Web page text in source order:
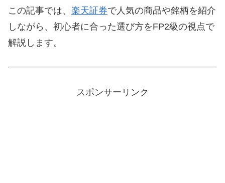
この記事では、 楽天証券で人気の商品や銘柄を紹介
しながら、初心者に合った選び方をFP2級の視点で
解説します。
スポンサーリンク